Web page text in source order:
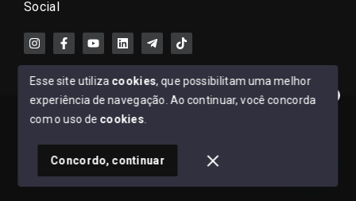
Clique aqui e fale comigo no WhatsApp.
Social
© Copyright 2026 - Ronaldo Lacerda - Todos os direitos
SITE PARA IMOBILIARIA
Esse site utiliza cookies, que possibilitam uma melhor
experiência de navegação. Ao continuar, você concorda
com o uso de cookies
Concordo, continuar